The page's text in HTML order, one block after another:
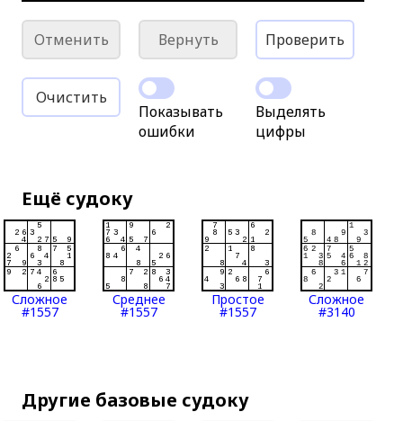
Отменить Вернуть Проверить
Очистить
Показывать
ошибки
Выделять
цифры
Ещё судоку
Сложное
#1557
Среднее
#1557
Простое
#1557
Сложное
#3140
Другие базовые судоку